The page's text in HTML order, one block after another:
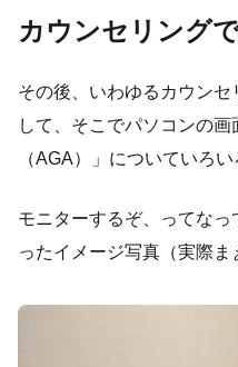
カウンセリング
その後、いわゆるカウン
して、そこでパソコンの
（AGA）」についていろ
モニターするぞ、ってな
ったイメージ写真（実際ま